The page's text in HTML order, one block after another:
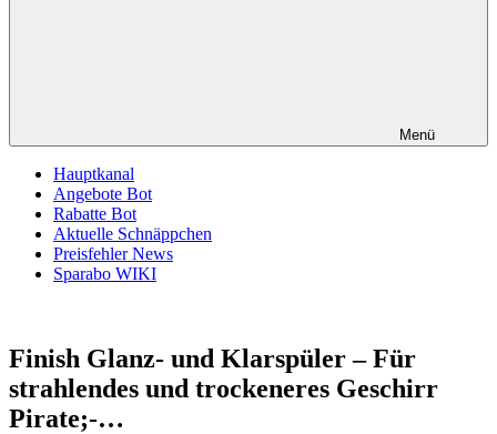
Menü
Hauptkanal
Angebote Bot
Rabatte Bot
Aktuelle Schnäppchen
Preisfehler News
Sparabo WIKI
Finish Glanz- und Klarspüler – Für
strahlendes und trockeneres Geschirr
Pirate;-…